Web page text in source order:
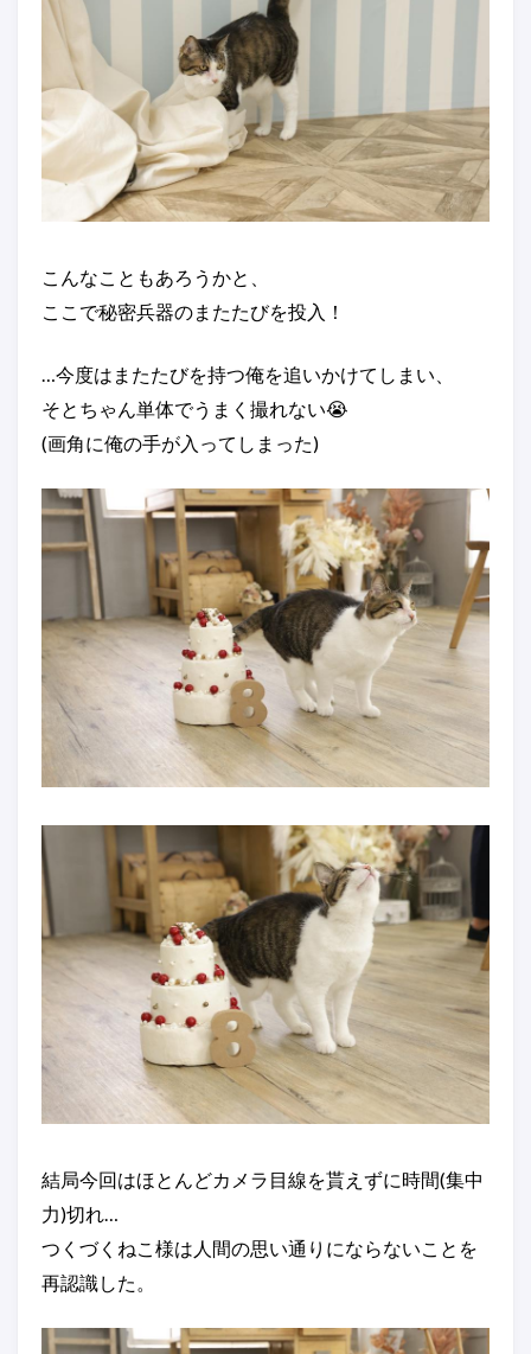
こんなこともあろうかと、
ここで秘密兵器のまたたびを投入！
…今度はまたたびを持つ俺を追いかけてしまい、
そとちゃん単体でうまく撮れない😭
(画角に俺の手が入ってしまった)
結局今回はほとんどカメラ目線を貰えずに時間(集中
力)切れ…
つくづくねこ様は人間の思い通りにならないことを
再認識した。